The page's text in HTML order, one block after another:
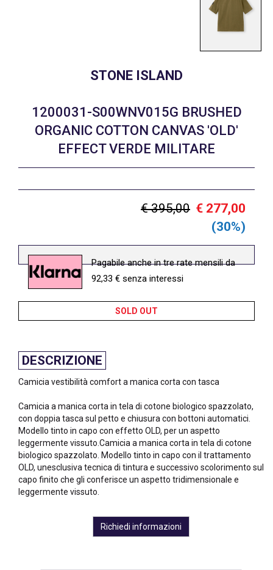
STONE ISLAND
1200031-S00WNV015G BRUSHED
ORGANIC COTTON CANVAS 'OLD'
EFFECT VERDE MILITARE
€ 395,00 € 277,00
(30%)
Pagabile anche in tre rate mensili da
92,33 € senza interessi
SOLD OUT
DESCRIZIONE
Camicia vestibilità comfort a manica corta con tasca
Camicia a manica corta in tela di cotone biologico spazzolato,
con doppia tasca sul petto e chiusura con bottoni automatici.
Modello tinto in capo con effetto OLD, per un aspetto
leggermente vissuto.Camicia a manica corta in tela di cotone
biologico spazzolato. Modello tinto in capo con il trattamento
OLD, unesclusiva tecnica di tintura e successivo scolorimento sul
capo finito che gli conferisce un aspetto tridimensionale e
leggermente vissuto.
Richiedi informazioni